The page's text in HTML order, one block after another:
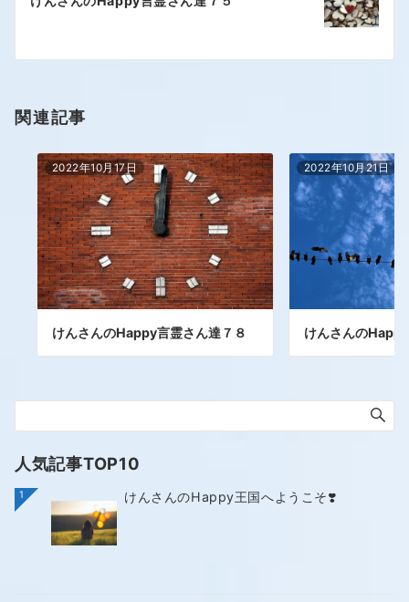
関連記事
2022年10月17日
けんさんのHappy言霊さん達７８
2022年10月21日
けんさんの
人気記事TOP10
1 けんさんのHappy王国へようこそ❣️